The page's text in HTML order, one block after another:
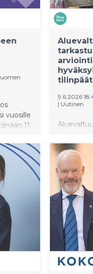
vuosille
11.
2037
9.6.2026
| Uutinen
Sen
vuosi.
miljoonaa
toiminnan